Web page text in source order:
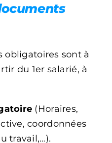
obligatoires sont à
du 1er salarié, à
(Horaires,
coordonnées
travail,…).